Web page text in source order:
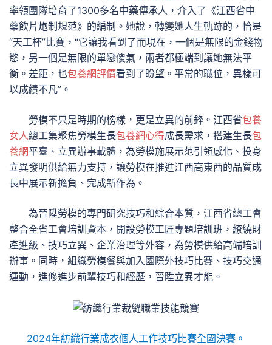
率領團隊培育了1300多名中藥傳承人，介入了《江西省中
藥飲片炮制規范》的編制。她說，轉變她人生軌跡的，恰是
“天工杯”比賽，“它讓我看到了而現在，一個是無限的金錢物
慾，另一個是無限的單戀傻氣，兩者都極端到讓她無法平
衡。差距，也包養網評價看到了盼望。平常的職位，異樣可
以成績不凡”。
勞模不只是時期的榜樣，更是立異的前鋒。江西省包養
女人總工集聚焦勞模生長包養網心得成長需求，搭建生長包
養網平臺、立異辦事載體，為勞模施展示范引領感化、投身
立異發明供給無力支持，讓勞模在推進江西高東西的品質成
長中展示新擔負、完成新作為。
為晉陞勞模的專門研究技巧和綜合本質，江西省總工會
整合全省工會培訓資本，開設勞模工匠專題培訓班，繚繞財
產進級、技巧立異、企業治理等外容，為勞模供給高端培訓
辦事。同時，組織勞模餐與加入國際外技巧比賽、技巧交通
運動，進修進步前輩技巧和經歷，晉陞立異才能。
2024年紡織行業成衣個人工作技巧比賽全國決賽。